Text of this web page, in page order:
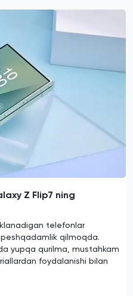
Z Flip7 ning
telefonlar
qilmoqda.
yupqa qurilma, mustahkam
foydalanishi bilan